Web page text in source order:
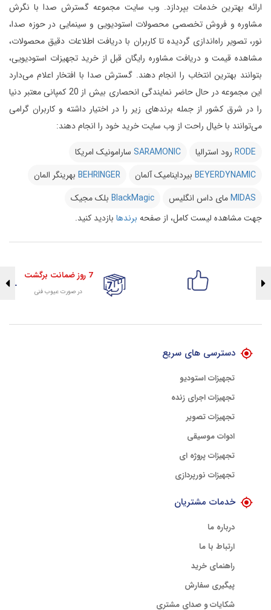
ارائه بهترین خدمات بپردازد. وب سایت مجموعه گسترش صدا با نگرش
مشاوره و فروش تخصصی محصولات استودیویی و سینمایی در حوزه صدا،
نور، تصویر راه‌اندازی گردیده تا کاربران با دریافت اطلاعات دقیق محصولات،
مشاهده قیمت و دریافت مشاوره رایگان قبل از خرید تجهیزات استودیویی،
بتوانند بهترین انتخاب را انجام دهند. گسترش صدا با افتخار اعلام می‌دارد
این مجموعه در حال حاضر نمایندگی انحصاری بیش از 20 کمپانی معتبر دنیا
را در شرق کشور از جمله برندهای زیر را در اختیار داشته و کاربران گرامی
می‌توانند با خیال راحت از وب سایت خرید خود را انجام دهند:
RODE رود استرالیا SARAMONIC سارامونیک امریکا
BEYERDYNAMIC بیرداینامیک آلمان BEHRINGER بهرینگر المان
MIDASمای داس انگلیس BlackMagic بلک مجیک
جهت مشاهده لیست کامل، از صفحه برندها بازدید کنید.
7 روز ضمانت برگشت
در صورت عیوب فنی
دسترسی های سریع
تجهیزات استودیو
تجهیزات اجرای زنده
تجهیزات تصویر
ادوات موسیقی
تجهیزات پروژه ای
تجهیزات نورپردازی
خدمات مشتریان
درباره ما
ارتباط با ما
راهنمای خرید
پیگیری سفارش
شکایات و صدای مشتری